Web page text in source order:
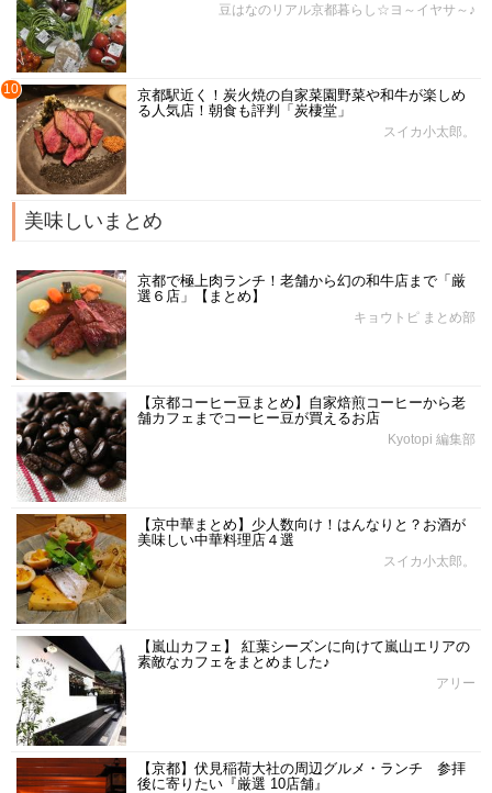
豆はなのリアル京都暮らし☆ヨ～イヤサ～♪
10
京都駅近く！炭火焼の自家菜園野菜や和牛が楽しめ
る人気店！朝食も評判「炭棲堂」
スイカ小太郎。
美味しいまとめ
京都で極上肉ランチ！老舗から幻の和牛店まで「厳
選６店」【まとめ】
キョウトピ まとめ部
【京都コーヒー豆まとめ】自家焙煎コーヒーから老
舗カフェまでコーヒー豆が買えるお店
Kyotopi 編集部
【京中華まとめ】少人数向け！はんなりと？お酒が
美味しい中華料理店４選
スイカ小太郎。
【嵐山カフェ】 紅葉シーズンに向けて嵐山エリアの
素敵なカフェをまとめました♪
アリー
【京都】伏見稲荷大社の周辺グルメ・ランチ 参拝
後に寄りたい『厳選 10店舗』